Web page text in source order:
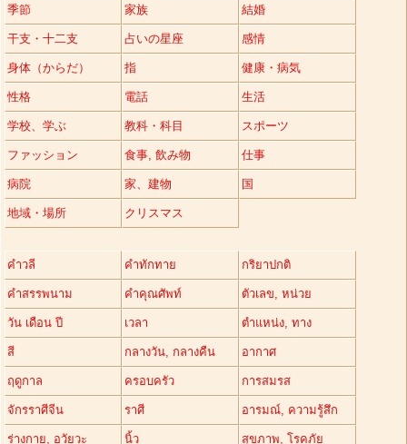
季節 家族 結婚
干支・十二支 占いの星座 感情
身体（からだ） 指 健康・病気
性格 電話 生活
学校、学ぶ 教科・科目 スポーツ
ファッション 食事, 飲み物 仕事
病院 家、建物 国
地域・場所 クリスマス
คำวลี คำทักทาย กริยาปกติ
คำสรรพนาม คำคุณศัพท์ ตัวเลข, หน่วย
วัน เดือน ปี เวลา ตำแหน่ง, ทาง
สี กลางวัน, กลางคืน อากาศ
ฤดูกาล ครอบครัว การสมรส
จักรราศีจีน ราศี อารมณ์, ความรู้สึก
ร่างกาย, อวัยวะ นิ้ว สุขภาพ, โรคภัย